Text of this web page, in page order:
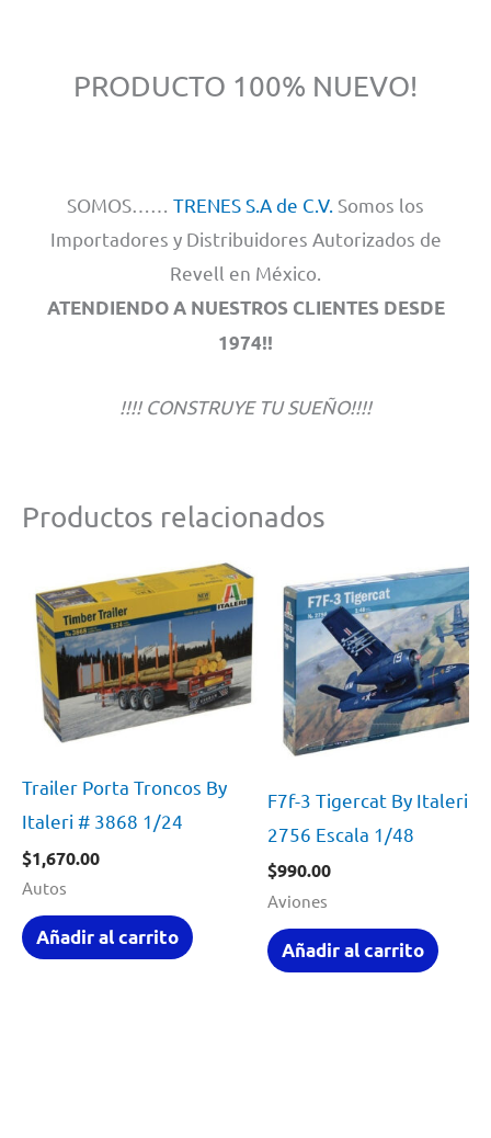
PRODUCTO 100% NUEVO!
SOMOS…… TRENES S.A de C.V. Somos los
Importadores y Distribuidores Autorizados de
Revell en México.
ATENDIENDO A NUESTROS CLIENTES DESDE
1974!!
!!!! CONSTRUYE TU SUEÑO!!!!
Productos relacionados
Trailer Porta Troncos By
Italeri # 3868 1/24
$1,670.00
Autos
Añadir al carrito
F7f-3 Tigercat By Italeri #
2756 Escala 1/48
$990.00
Aviones
Añadir al carrito